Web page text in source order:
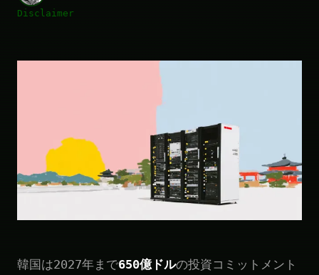
Disclaimer
韓国は2027年まで650億ドルの投資コミットメント